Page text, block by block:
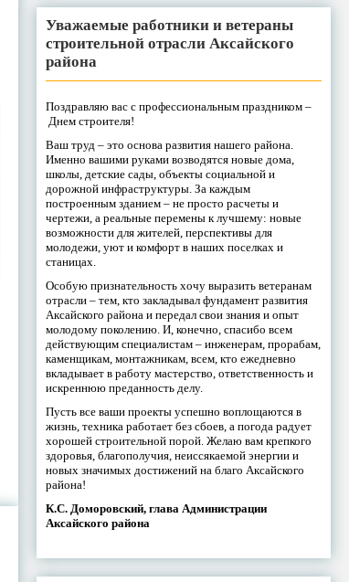
Уважаемые работники и ветераны
строительной отрасли Аксайского
района
Поздравляю вас с профессиональным праздником –
Днем строителя!
Ваш труд – это основа развития нашего района.
Именно вашими руками возводятся новые дома,
школы, детские сады, объекты социальной и
дорожной инфраструктуры. За каждым
построенным зданием – не просто расчеты и
чертежи, а реальные перемены к лучшему: новые
возможности для жителей, перспективы для
молодежи, уют и комфорт в наших поселках и
станицах.
Особую признательность хочу выразить ветеранам
отрасли – тем, кто закладывал фундамент развития
Аксайского района и передал свои знания и опыт
молодому поколению. И, конечно, спасибо всем
действующим специалистам – инженерам, прорабам,
каменщикам, монтажникам, всем, кто ежедневно
вкладывает в работу мастерство, ответственность и
искреннюю преданность делу.
Пусть все ваши проекты успешно воплощаются в
жизнь, техника работает без сбоев, а погода радует
хорошей строительной порой. Желаю вам крепкого
здоровья, благополучия, неиссякаемой энергии и
новых значимых достижений на благо Аксайского
района!
К.С. Доморовский, глава Администрации
Аксайского района